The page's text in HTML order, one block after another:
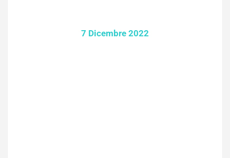
7 Dicembre 2022